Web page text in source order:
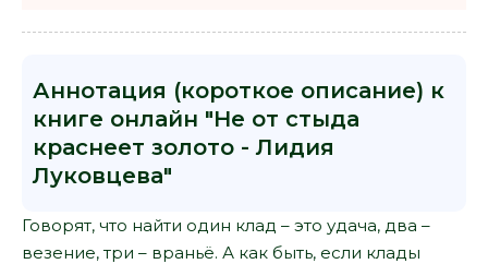
Аннотация (короткое описание) к
книге онлайн "Не от стыда
краснеет золото - Лидия
Луковцева"
Говорят, что найти один клад – это удача, два –
везение, три – враньё. А как быть, если клады